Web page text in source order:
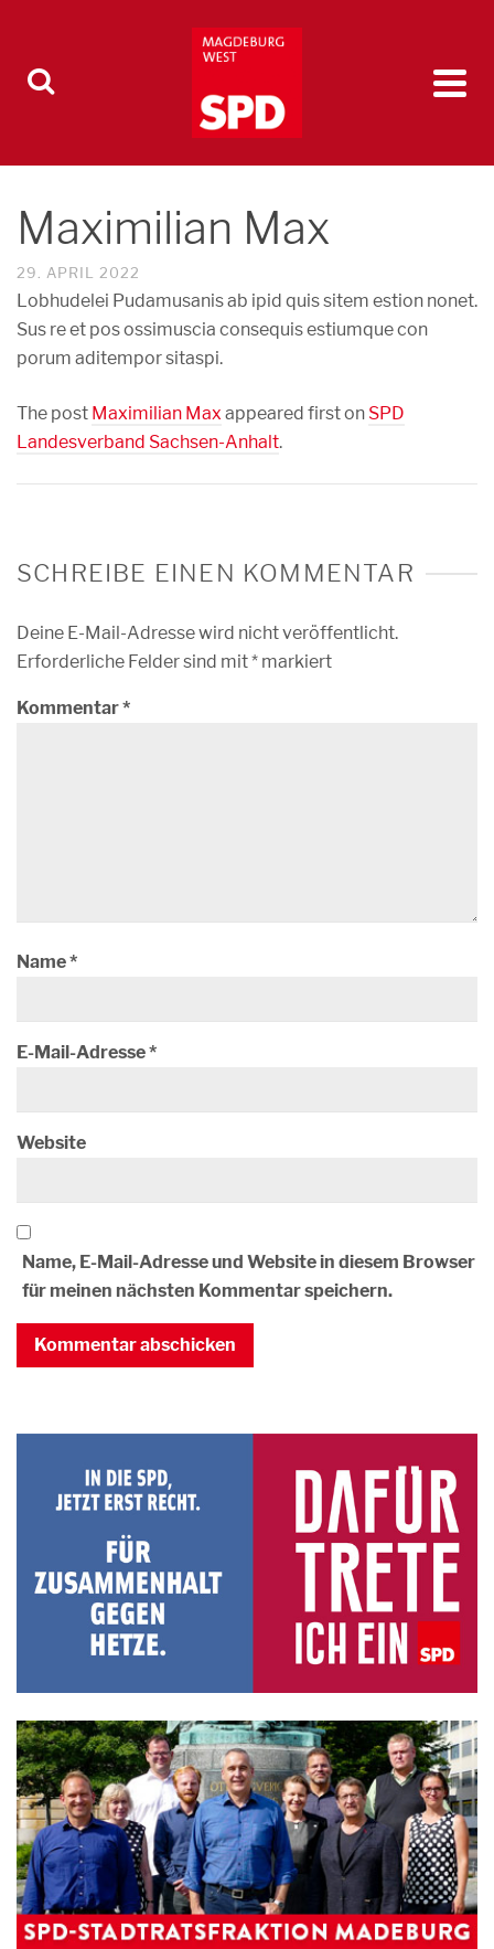
Maximilian Max
29. APRIL 2022
Lobhudelei Pudamusanis ab ipid quis sitem estion nonet.
Sus re et pos ossimuscia consequis estiumque con
porum aditempor sitaspi.
The post Maximilian Max appeared first on SPD
Landesverband Sachsen-Anhalt.
SCHREIBE EINEN KOMMENTAR
Deine E-Mail-Adresse wird nicht veröffentlicht.
Erforderliche Felder sind mit* markiert
Kommentar*
Name*
E-Mail-Adresse*
Website
Name, E-Mail-Adresse und Website in diesem Browser
für meinen nächsten Kommentar speichern.